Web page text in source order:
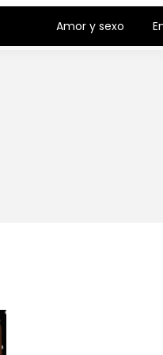
Amor y sexo